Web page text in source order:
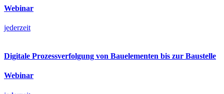
Webinar
jederzeit
Digitale Prozessverfolgung von Bauelementen bis zur Baustelle
Webinar